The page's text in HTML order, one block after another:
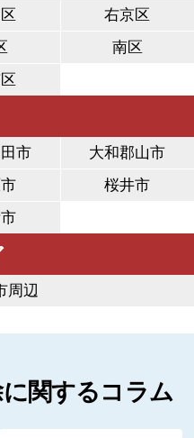
右京区
南区
市
大和郡山市
桜井市
周辺
関するコラム